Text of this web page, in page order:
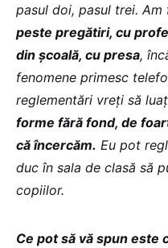
pasul doi, pasul trei. Am
peste pregătiri, cu
din școală, cu presa,
fenomene primesc
reglementări vreți să
forme fără fond, de
că încercăm. Eu pot
duc în sala de clasă să
copiilor.
Ce pot să vă spun este